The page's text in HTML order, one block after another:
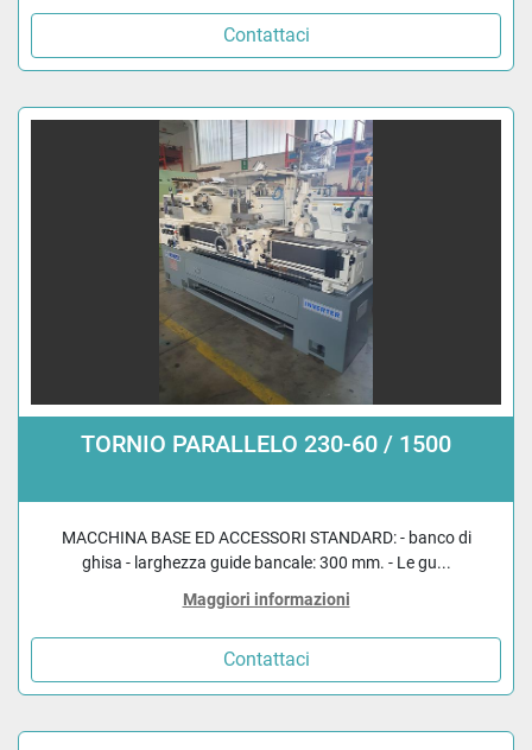
Contattaci
TORNIO PARALLELO 230-60 / 1500
MACCHINA BASE ED ACCESSORI STANDARD: - banco di
ghisa - larghezza guide bancale: 300 mm. - Le gu...
Maggiori informazioni
Contattaci